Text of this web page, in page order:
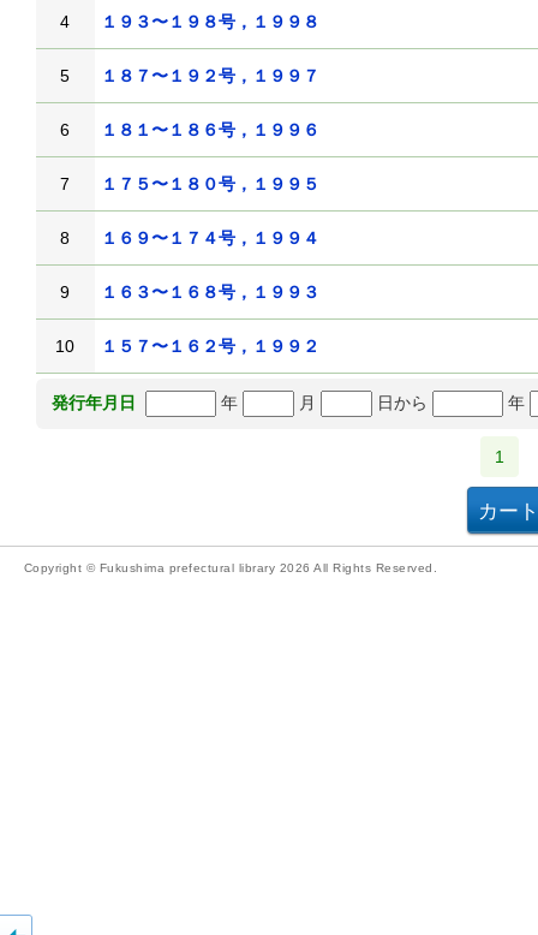
4 １９３〜１９８号，１９９８
5 １８７〜１９２号，１９９７
6 １８１〜１８６号，１９９６
7 １７５〜１８０号，１９９５
8 １６９〜１７４号，１９９４
9 １６３〜１６８号，１９９３
10 １５７〜１６２号，１９９２
発行年月日 年 月 日から 年
1
Copyright © Fukushima prefectural library 2026 All Rights Reserved.